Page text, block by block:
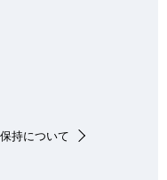
持について